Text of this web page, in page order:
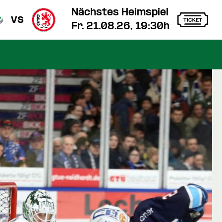
vs
Nächstes Heimspiel
Fr. 21.08.26, 19:30h